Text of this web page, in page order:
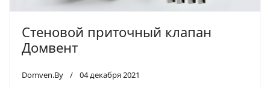
Стеновой приточный клапан
Домвент
Domven.By 04 декабря 2021